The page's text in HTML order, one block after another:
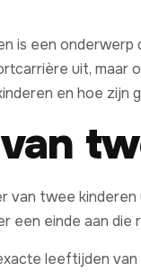
is een
uit, maar
en hoe zijn
van twee
een einde aan
leeftijden